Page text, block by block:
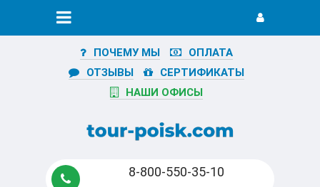
ПОЧЕМУ МЫ
ОПЛАТА
ОТЗЫВЫ
СЕРТИФИКАТЫ
НАШИ ОФИСЫ
8-800-550-35-10